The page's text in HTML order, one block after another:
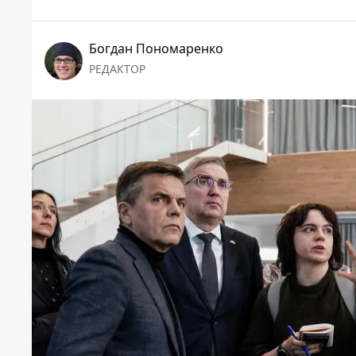
Богдан Пономаренко
РЕДАКТОР